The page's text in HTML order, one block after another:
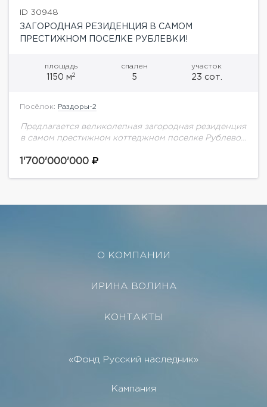
ID 30948
ЗАГОРОДНАЯ РЕЗИДЕНЦИЯ В САМОМ
ПРЕСТИЖНОМ ПОСЕЛКЕ РУБЛЕВКИ!
площадь
1150 м2
спален
5
участок
23 сот.
Посёлок: Раздоры-2
Предлагается великолепная загородная резиденция
в самом престижном коттеджном поселке Рублево-
в 5-ти км от города, дорога до центра столицы
1'700'000'000
О КОМПАНИИ
ИРИНА ВОЛИНА
КОНТАКТЫ
«Фонд Русский наследник»
Кампания